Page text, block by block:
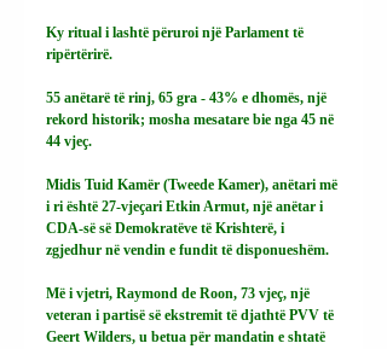
Ky ritual i lashtë përuroi një Parlament të
ripërtërirë.
55 anëtarë të rinj, 65 gra - 43% e dhomës, një
rekord historik; mosha mesatare bie nga 45 në
44 vjeç.
Midis Tuid Kamër (Tweede Kamer), anëtari më
i ri është 27-vjeçari Etkin Armut, një anëtar i
CDA-së së Demokratëve të Krishterë, i
zgjedhur në vendin e fundit të disponueshëm.
Më i vjetri, Raymond de Roon, 73 vjeç, një
veteran i partisë së ekstremit të djathtë PVV të
Geert Wilders, u betua për mandatin e shtatë